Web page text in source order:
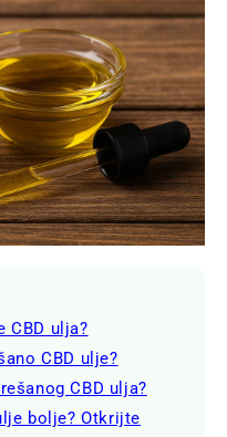
CBD ulja?
CBD ulje?
CBD ulja?
bolje? Otkrijte